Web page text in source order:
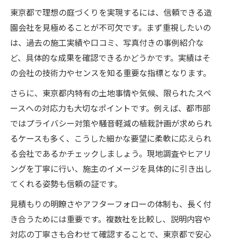
東京都で理想の庭づくりを実現するには、信頼できる造
園会社を見極めることが不可欠です。まず重視したいの
は、過去の施工実績や口コミ、写真付きの事例紹介な
ど、具体的な成果を確認できるかどうかです。実績はそ
の会社の技術力やセンスを知る重要な指標となります。
さらに、東京都内特有の土地事情や気候、限られたスペ
ースへの対応力も大切なポイントです。例えば、都市部
ではプライバシー対策や騒音軽減の植栽計画が求められ
るケースも多く、こうした細かな要望に柔軟に応えられ
る会社であるかチェックしましょう。現地調査やヒアリ
ングを丁寧に行い、施主のイメージを具体的に引き出し
てくれる姿勢も信頼の証です。
見積もりの明瞭さやアフターフォローの体制も、長く付
き合うためには重要です。複数社を比較し、説明内容や
対応の丁寧さも合わせて確認することで、東京都で安心